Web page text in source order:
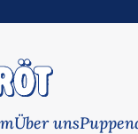
Über uns